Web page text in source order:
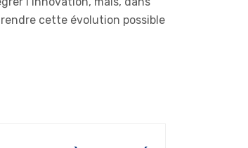
cette évolution possible